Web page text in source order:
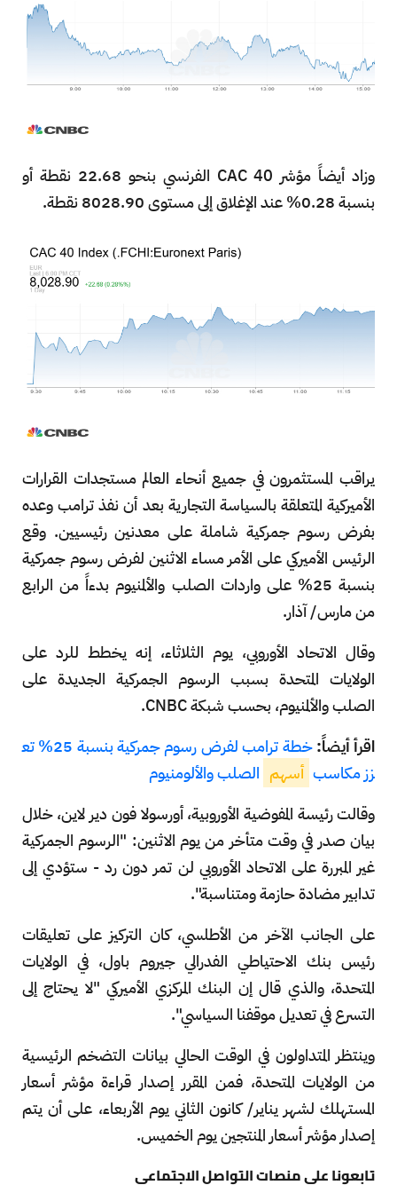
وزاد أيضاً مؤشر CAC 40 الفرنسي بنحو 22.68 نقطة أو
بنسبة 0.28% عند الإغلاق إلى مستوى 8028.90 نقطة.
يراقب المستثمرون في جميع أنحاء العالم مستجدات القرارات
الأميركية المتعلقة بالسياسة التجارية بعد أن نفذ ترامب وعده
بفرض رسوم جمركية شاملة على معدنين رئيسيين. وقع
الرئيس الأميركي على الأمر مساء الاثنين لفرض رسوم جمركية
بنسبة 25% على واردات الصلب والألمنيوم بدءاً من الرابع
من مارس/ آذار.
وقال الاتحاد الأوروبي، يوم الثلاثاء، إنه يخطط للرد على
الولايات المتحدة بسبب الرسوم الجمركية الجديدة على
الصلب والألمنيوم، بحسب شبكة CNBC.
اقرأ أيضاً:
خطة ترامب لفرض رسوم جمركية بنسبة 25% تع
زز مكاسب أسهم الصلب والألومنيوم
وقالت رئيسة المفوضية الأوروبية، أورسولا فون دير لاين، خلال
بيان صدر في وقت متأخر من يوم الاثنين: "الرسوم الجمركية
غير المبررة على الاتحاد الأوروبي لن تمر دون رد - ستؤدي إلى
تدابير مضادة حازمة ومتناسبة".
على الجانب الآخر من الأطلسي، كان التركيز على تعليقات
رئيس بنك الاحتياطي الفدرالي جيروم باول، في الولايات
المتحدة، والذي قال إن البنك المركزي الأميركي "لا يحتاج إلى
التسرع في تعديل موقفنا السياسي".
وينتظر المتداولون في الوقت الحالي بيانات التضخم الرئيسية
من الولايات المتحدة، فمن المقرر إصدار قراءة مؤشر أسعار
المستهلك لشهر يناير/ كانون الثاني يوم الأربعاء، على أن يتم
إصدار مؤشر أسعار المنتجين يوم الخميس.
تابعونا على منصات التواصل الاجتماعي